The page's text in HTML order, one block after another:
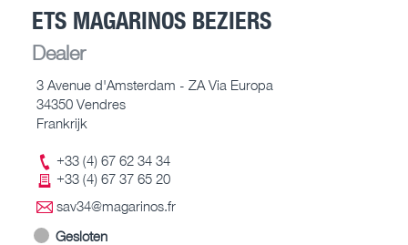
ETS MAGARINOS BEZIERS
Dealer
3 Avenue d'Amsterdam - ZA Via Europa
34350 Vendres
Frankrijk
+33 (4) 67 62 34 34
+33 (4) 67 37 65 20
sav34@magarinos.fr
Gesloten